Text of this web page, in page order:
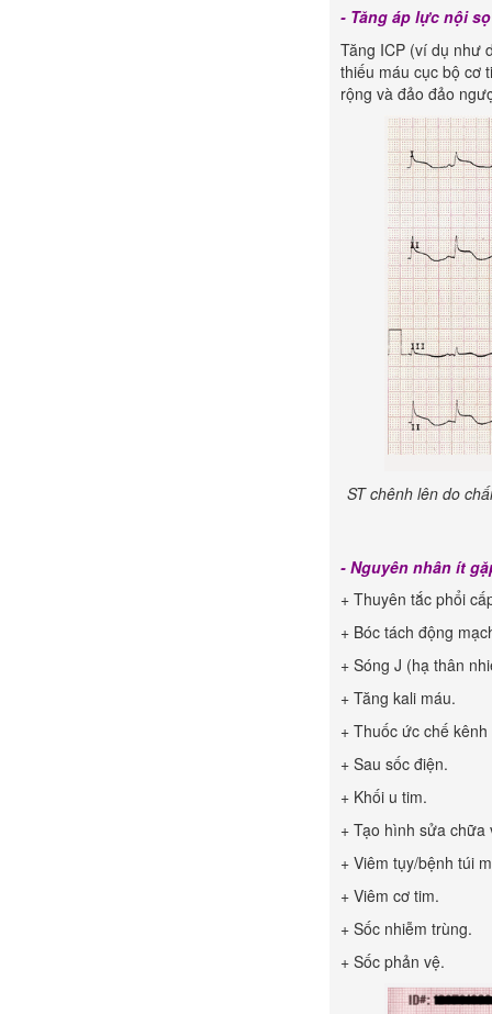
- Tăng áp lực nội
Tăng ICP (ví dụ như
thiếu máu cục bộ cơ
rộng và đảo đảo
ST chênh lên do
- Nguyên nhân ít
+ Thuyên tắc phổi
+ Bóc tách động
+ Sóng J (hạ thân
+ Tăng kali máu.
+ Thuốc ức chế
+ Sau sốc điện.
+ Khối u tim.
+ Tạo hình sửa chữa
+ Viêm tụy/bệnh túi
+ Viêm cơ tim.
+ Sốc nhiễm trùng.
+ Sốc phản vệ.